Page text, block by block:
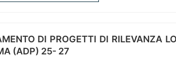
DI PROGETTI DI RILEVANZA
(ADP) 25- 27